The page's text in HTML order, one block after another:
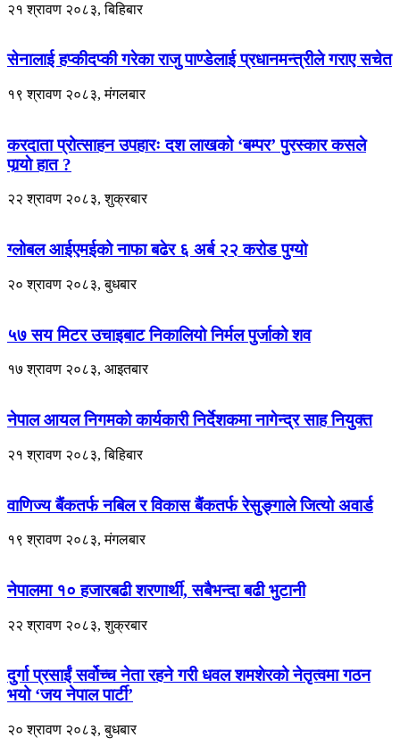
२१ श्रावण २०८३, बिहिबार
सेनालाई हप्कीदप्की गरेका राजु पाण्डेलाई प्रधानमन्त्रीले गराए सचेत
१९ श्रावण २०८३, मंगलबार
करदाता प्रोत्साहन उपहारः दश लाखको ‘बम्पर’ पुरस्कार कसले
पार्‍याे हात ?
२२ श्रावण २०८३, शुक्रबार
ग्लोबल आईएमईको नाफा बढेर ६ अर्ब २२ करोड पुग्यो
२० श्रावण २०८३, बुधबार
५७ सय मिटर उचाइबाट निकालियो निर्मल पुर्जाको शव
१७ श्रावण २०८३, आइतबार
नेपाल आयल निगमको कार्यकारी निर्देशकमा नागेन्द्र साह नियुक्त
२१ श्रावण २०८३, बिहिबार
वाणिज्य बैंकतर्फ नबिल र विकास बैंकतर्फ रेसुङ्गाले जित्यो अवार्ड
१९ श्रावण २०८३, मंगलबार
नेपालमा १० हजारबढी शरणार्थी, सबैभन्दा बढी भुटानी
२२ श्रावण २०८३, शुक्रबार
दुर्गा प्रसाईं सर्वोच्च नेता रहने गरी धवल शमशेरको नेतृत्वमा गठन
भयो ‘जय नेपाल पार्टी’
२० श्रावण २०८३, बुधबार